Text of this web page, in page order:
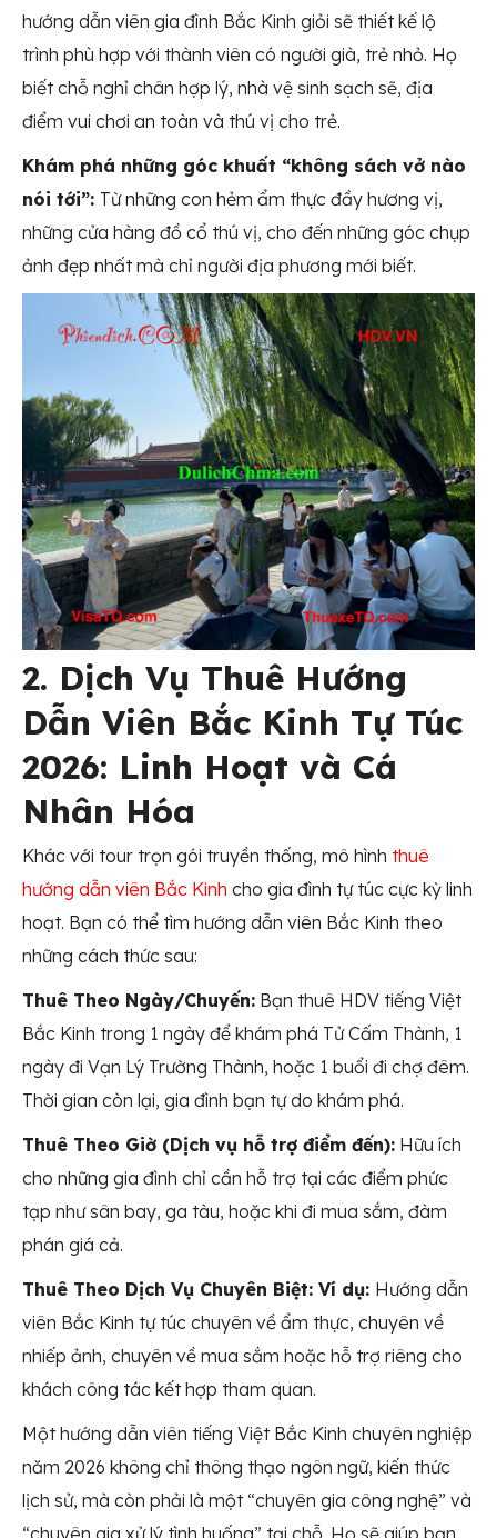
hướng dẫn viên gia đình Bắc Kinh giỏi sẽ thiết kế lộ
trình phù hợp với thành viên có người già, trẻ nhỏ. Họ
biết chỗ nghỉ chân hợp lý, nhà vệ sinh sạch sẽ, địa
điểm vui chơi an toàn và thú vị cho trẻ.
Khám phá những góc khuất “không sách vở nào
nói tới”: Từ những con hẻm ẩm thực đầy hương vị,
những cửa hàng đồ cổ thú vị, cho đến những góc chụp
ảnh đẹp nhất mà chỉ người địa phương mới biết.
2. Dịch Vụ Thuê Hướng
Dẫn Viên Bắc Kinh Tự Túc
2026: Linh Hoạt và Cá
Nhân Hóa
Khác với tour trọn gói truyền thống, mô hình thuê
hướng dẫn viên Bắc Kinh cho gia đình tự túc cực kỳ linh
hoạt. Bạn có thể tìm hướng dẫn viên Bắc Kinh theo
những cách thức sau:
Thuê Theo Ngày/Chuyến: Bạn thuê HDV tiếng Việt
Bắc Kinh trong 1 ngày để khám phá Tử Cấm Thành, 1
ngày đi Vạn Lý Trường Thành, hoặc 1 buổi đi chợ đêm.
Thời gian còn lại, gia đình bạn tự do khám phá.
Thuê Theo Giờ (Dịch vụ hỗ trợ điểm đến): Hữu ích
cho những gia đình chỉ cần hỗ trợ tại các điểm phức
tạp như sân bay, ga tàu, hoặc khi đi mua sắm, đàm
phán giá cả.
Thuê Theo Dịch Vụ Chuyên Biệt: Ví dụ: Hướng dẫn
viên Bắc Kinh tự túc chuyên về ẩm thực, chuyên về
nhiếp ảnh, chuyên về mua sắm hoặc hỗ trợ riêng cho
khách công tác kết hợp tham quan.
Một hướng dẫn viên tiếng Việt Bắc Kinh chuyên nghiệp
năm 2026 không chỉ thông thạo ngôn ngữ, kiến thức
lịch sử, mà còn phải là một “chuyên gia công nghệ” và